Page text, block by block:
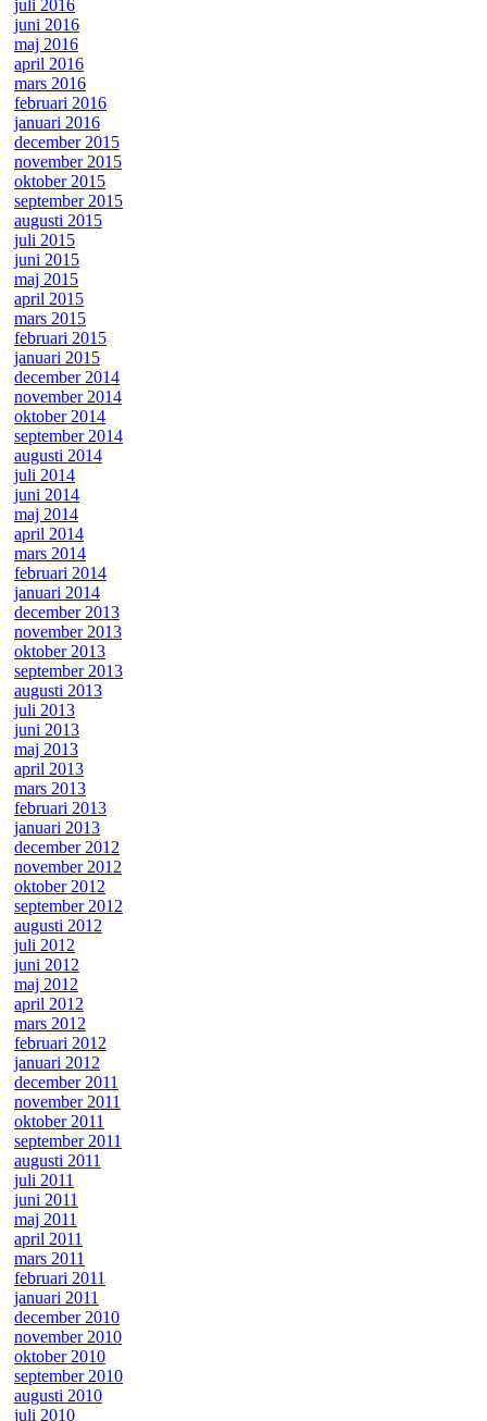
juli 2016
juni 2016
maj 2016
april 2016
mars 2016
februari 2016
januari 2016
december 2015
november 2015
oktober 2015
september 2015
augusti 2015
juli 2015
juni 2015
maj 2015
april 2015
mars 2015
februari 2015
januari 2015
december 2014
november 2014
oktober 2014
september 2014
augusti 2014
juli 2014
juni 2014
maj 2014
april 2014
mars 2014
februari 2014
januari 2014
december 2013
november 2013
oktober 2013
september 2013
augusti 2013
juli 2013
juni 2013
maj 2013
april 2013
mars 2013
februari 2013
januari 2013
december 2012
november 2012
oktober 2012
september 2012
augusti 2012
juli 2012
juni 2012
maj 2012
april 2012
mars 2012
februari 2012
januari 2012
december 2011
november 2011
oktober 2011
september 2011
augusti 2011
juli 2011
juni 2011
maj 2011
april 2011
mars 2011
februari 2011
januari 2011
december 2010
november 2010
oktober 2010
september 2010
augusti 2010
juli 2010